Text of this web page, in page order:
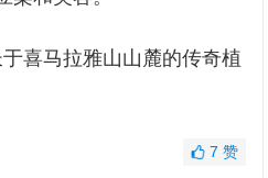
喜马拉雅山山麓的传奇植
7 赞